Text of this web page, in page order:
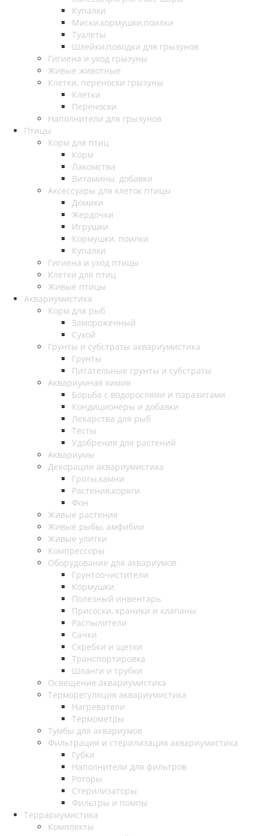
Купалки
Миски,кормушки,поилки
Туалеты
Шлейки,поводки для грызунов
Гигиена и уход грызуны
Живые животные
Клетки, переноски грызуны
Клетки
Переноски
Наполнители для грызунов
Птицы
Корм для птиц
Корм
Лакомства
Витамины, добавки
Аксессуары для клеток птицы
Домики
Жердочки
Игрушки
Кормушки, поилки
Купалки
Гигиена и уход птицы
Клетки для птиц
Живые птицы
Аквариумистика
Корм для рыб
Замороженный
Сухой
Грунты и субстраты аквариумистика
Грунты
Питательные грунты и субстраты
Аквариумная химия
Борьба с водорослями и паразитами
Кондиционеры и добавки
Лекарства для рыб
Тесты
Удобрения для растений
Аквариумы
Декорации аквариумистика
Гроты,камни
Растения,коряги
Фон
Живые растения
Живые рыбы, амфибии
Живые улитки
Компрессоры
Оборудование для аквариумов
Грунтоочистители
Кормушки
Полезный инвентарь
Присоски, краники и клапаны
Распылители
Сачки
Скребки и щетки
Транспортировка
Шланги и трубки
Освещение аквариумистика
Терморегуляция аквариумистика
Нагреватели
Термометры
Тумбы для аквариумов
Фильтрация и стерилизация аквариумистика
Губки
Наполнители для фильтров
Роторы
Стерилизаторы
Фильтры и помпы
Террариумистика
Комплекты